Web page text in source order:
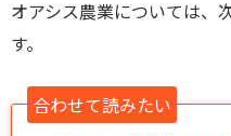
オアシス農業については、
す。
合わせて読みたい